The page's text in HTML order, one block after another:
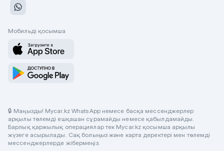
Мобильді қосымша
🔒 Маңызды! Mycar.kz WhatsApp немесе басқа мессенджерлер
арқылы төлемді ешқашан сұрамайды немесе қабылдамайды.
Барлық қаржылық операциялар тек Mycar.kz қосымша арқылы
жүзеге асырылады. Сақ болыңыз және карта деректері мен төлемді
мессенджерлерде жібермеңіз.